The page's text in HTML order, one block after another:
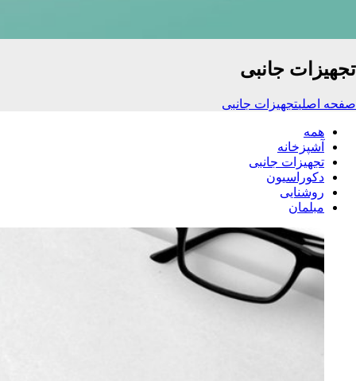
تجهیزات جانبی
صفحه اصلیتجهیزات جانبی
همه
آشپزخانه
تجهیزات جانبی
دکوراسیون
روشنایی
مبلمان